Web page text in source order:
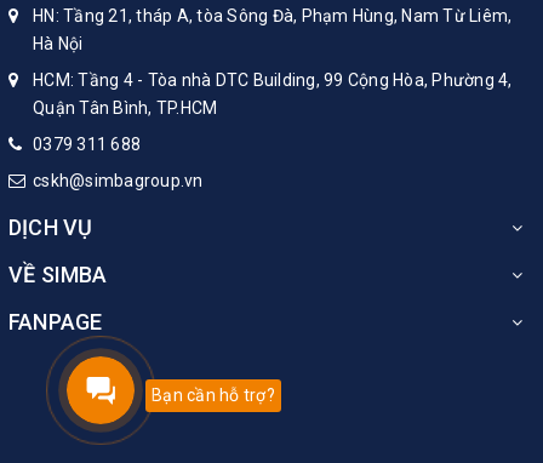
HN: Tầng 21, tháp A, tòa Sông Đà, Phạm Hùng, Nam Từ Liêm,
Hà Nội
HCM: Tầng 4 - Tòa nhà DTC Building, 99 Cộng Hòa, Phường 4,
Quận Tân Bình, TP.HCM
0379 311 688
cskh@simbagroup.vn
DỊCH VỤ
VỀ SIMBA
FANPAGE
Bạn cần hỗ trợ?